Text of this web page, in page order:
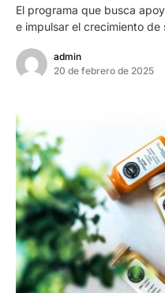
El programa que busca
e impulsar el crecimiento
admin
20 de febrero de 2025